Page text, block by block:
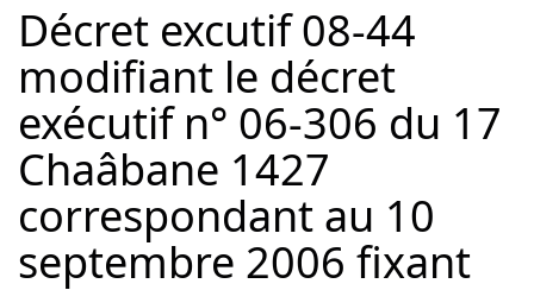
Décret excutif 08-44
modifiant le décret
exécutif n° 06-306 du 17
Chaâbane 1427
correspondant au 10
septembre 2006 fixant